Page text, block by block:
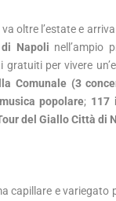
va oltre l’estate e
Napoli nell’ampio
gratuiti per vivere
Comunale (3
popolare; 117
del Giallo Città di
capillare e variegato